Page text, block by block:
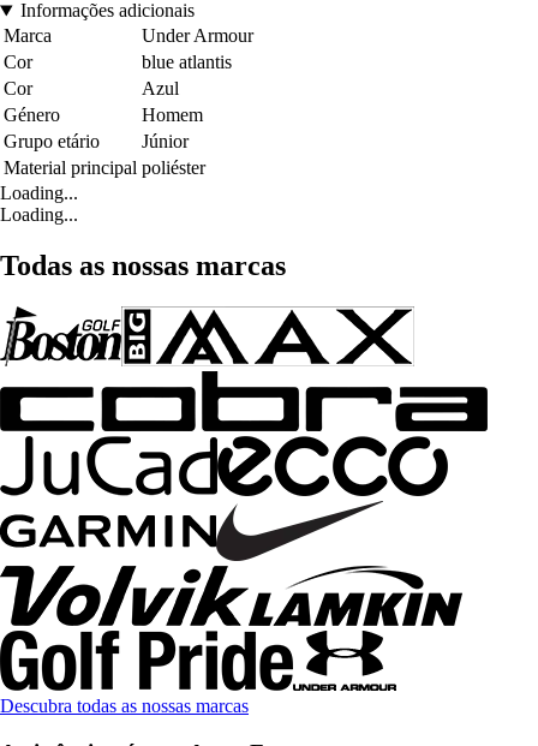
Informações adicionais
Marca
Under Armour
Cor
blue atlantis
Cor
Azul
Género
Homem
Grupo etário
Júnior
Material principal poliéster
Loading...
Loading...
Todas as nossas marcas
Descubra todas as nossas marcas